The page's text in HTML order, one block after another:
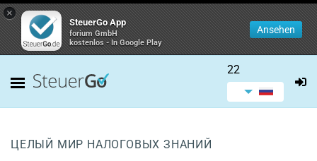
×
SteuerGo App
forium GmbH
kostenlos - In Google Play
Ansehen
22
ЦЕЛЫЙ МИР НАЛОГОВЫХ ЗНАНИЙ